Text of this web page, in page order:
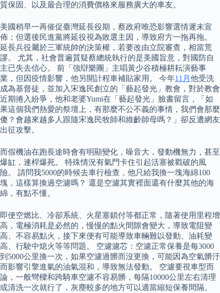
質保固、以及最合理的消費價格來服務廣大的車友。
美國稍早一再催促臺灣延長役期，蔡政府唯恐影響選情遲未宣
佈；但選後民進黨將延役視為敗選主因，導致府方一拖再拖。
延長兵役屬於三軍統帥的決策權，若要改由立院審查，相當荒
謬。 尤其，社會普遍質疑蔡總統執行的是美國旨意，對國防自
主已失去信心。 前「強辯樂團」主唱黃少谷積極耕耘演藝事
業，但因疫情影響，他另開計程車補貼家用。 今年11月 他受洗
成為基督徒，並加入宋逸民創立的「藝起發光」教會，對於教會
近期捲入紛爭，他和老婆Yumi在「藝起發光」臉書留言，「如
果這個我們熱愛的祭壇上，有那麼不公不義的事情，我們會那麼
傻？會越來越多人跟隨宋逸民牧師和維齡師母嗎？」卻反遭網友
出征攻擊。
而假機油在跑長途時會有明顯變化，噪音大，發動機無力，甚至
爆缸，連桿爆死。 特殊情況有氣門卡住引起活塞被戳破的風
險。 請問我5000的時候去車行檢查，他只給我換一塊海綿100
塊，這樣算換過空濾嗎？ 還是空濾其實裡面還有什麼其他的海
綿，有點不懂。
即便空燃比、冷卻系統、火星塞鎖付等都正常，隨著使用里程增
高，電極消耗是必然的，慢慢的點火間隙會變大，導致電阻變
高、不容易點火，接下來便有可能導致車輛難以發動、油耗變
高、行駛中熄火等等問題。 空濾濾芯：空濾正常保養是每3000
到5000公里換一次，如果空濾過髒而沒更換，可能因為空氣髒汙
而影響引擎進氣的油氣混和，導致無法發動。 空濾要視車型而
論，一般彎樑和跨騎車空濾不容易髒，每隔10000公里左右清理
或清洗一次就行了，灰塵較多的地方可以適當縮短保養間隔。